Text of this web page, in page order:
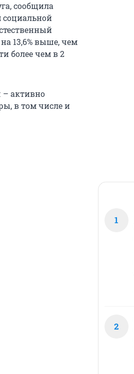
сообщила
социальной
13,6% выше, чем
более чем в 2
– активно
в том числе и
1
2